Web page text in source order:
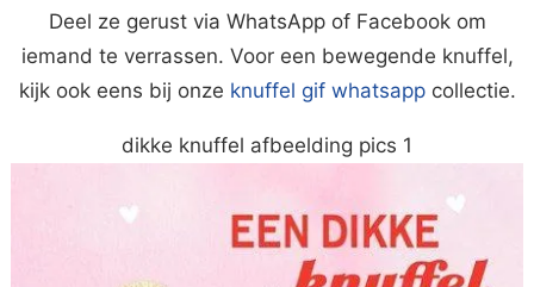
Deel ze gerust via WhatsApp of Facebook om
iemand te verrassen. Voor een bewegende knuffel,
kijk ook eens bij onze knuffel gif whatsappcollectie.
dikke knuffel afbeelding pics 1